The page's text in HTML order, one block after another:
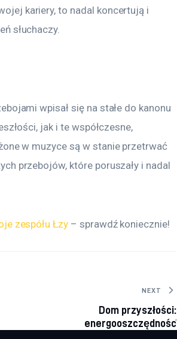
kariery, to nadal koncertują i
słuchaczy.
wpisał się na stałe do kanonu
jak i te współczesne,
w muzyce są w stanie przetrwać
przebojów, które poruszały i nadal
zespółu Łzy – sprawdź koniecznie!
NEXT
Dom przyszłości:
energooszczędność